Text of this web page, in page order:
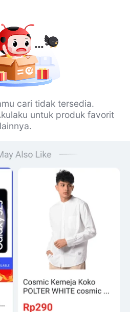
cari tidak tersedia.
untuk produk favorit
lainnya.